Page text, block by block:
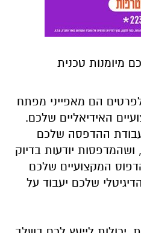
מיומנות טכנית
הם מאפייני מפתח
האידיאליים שלכם.
ההדפסה שלכם
ושהמדפסות יודעות בדיוק
המקצועיים שלכם
שלכם יעבוד על